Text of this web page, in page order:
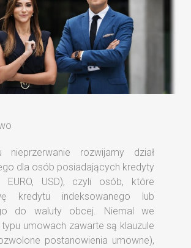
rozwijamy dział
dla osób posiadających kredyty
EURO, USD), czyli osób, które
kredytu indeksowanego lub
do waluty obcej. Niemal we
umowach zawarte są klauzule
postanowienia umowne),